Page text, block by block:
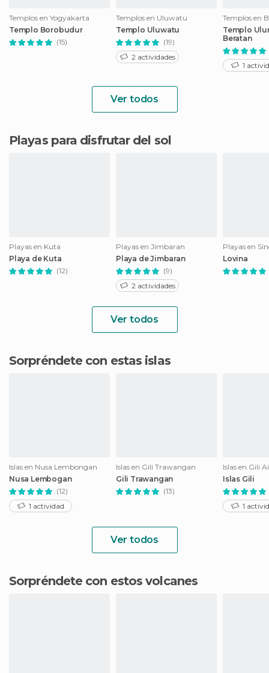
Templos en Yogyakarta
Templo Borobudur
(15)
Templos en Uluwatu
Templo Uluwatu
(19)
2 actividades
Templos en
Templo
Beratan
1
Ver todos
Playas para disfrutar del sol
Playas en Kuta
Playa de Kuta
(12)
Playas en Jimbaran
Playa de Jimbaran
(9)
2 actividades
Playas en
Lovina
Ver todos
Sorpréndete con estas islas
Islas en Nusa Lembongan
Nusa Lembogan
(12)
1 actividad
Islas en Gili Trawangan
Gili Trawangan
(13)
Islas en Gili
Islas Gili
1
Ver todos
Sorpréndete con estos volcanes